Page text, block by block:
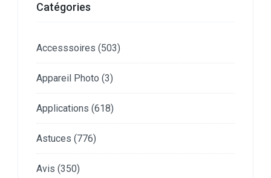
Catégories
Accesssoires (503)
Appareil Photo (3)
Applications (618)
Astuces (776)
Avis (350)